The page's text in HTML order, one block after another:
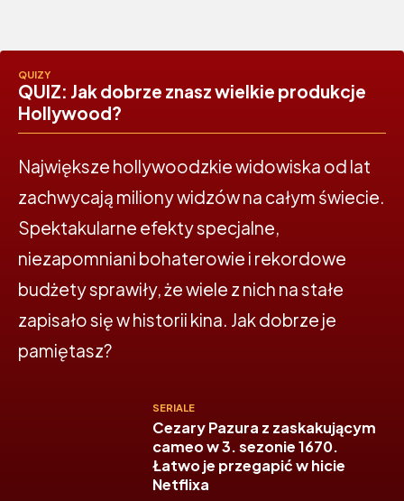
QUIZY
QUIZ: Jak dobrze znasz wielkie produkcje
Hollywood?
Największe hollywoodzkie widowiska od lat
zachwycają miliony widzów na całym świecie.
Spektakularne efekty specjalne,
niezapomniani bohaterowie i rekordowe
budżety sprawiły, że wiele z nich na stałe
zapisało się w historii kina. Jak dobrze je
pamiętasz?
SERIALE
Cezary Pazura z zaskakującym
cameo w 3. sezonie 1670.
Łatwo je przegapić w hicie
Netflixa